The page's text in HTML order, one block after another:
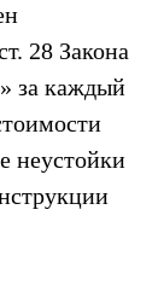
28 Закона
за каждый
неустойки